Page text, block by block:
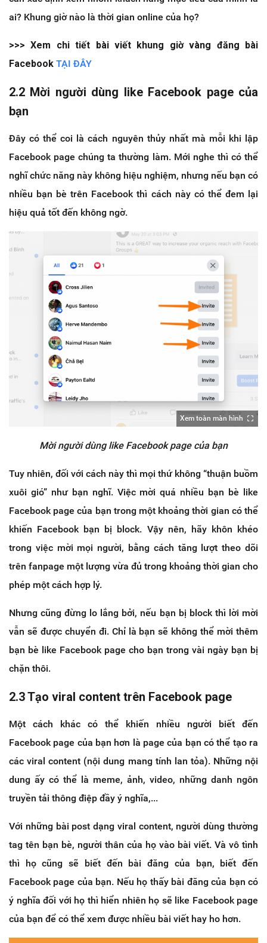
ai? Khung giờ nào là thời gian online của họ?
>>> Xem chi tiết bài viết khung giờ vàng đăng bài
Facebook TẠI ĐÂY
2.2 Mời người dùng like Facebook page của
bạn
Đây có thể coi là cách nguyên thủy nhất mà mỗi khi lập
Facebook page chúng ta thường làm. Mới nghe thì có thể
nghĩ chức năng này không hiệu nghiệm, nhưng nếu bạn có
nhiều bạn bè trên Facebook thì cách này có thể đem lại
hiệu quả tốt đến không ngờ.
Xem toàn màn hình
Mời người dùng like Facebook page của bạn
Tuy nhiên, đối với cách này thì mọi thứ không “thuận buồm
xuôi gió” như bạn nghĩ. Việc mời quá nhiều bạn bè like
Facebook page của bạn trong một khoảng thời gian có thể
khiến Facebook bạn bị block. Vậy nên, hãy khôn khéo
trong việc mời mọi người, bằng cách tăng lượt theo dõi
trên fanpage một lượng vừa đủ trong khoảng thời gian cho
phép một cách hợp lý.
Nhưng cũng đừng lo lắng bởi, nếu bạn bị block thì lời mời
vẫn sẽ được chuyển đi. Chỉ là bạn sẽ không thể mời thêm
bạn bè like Facebook page cho bạn trong vài ngày bạn bị
chặn thôi.
2.3 Tạo viral content trên Facebook page
Một cách khác có thể khiến nhiều người biết đến
Facebook page của bạn hơn là page của bạn có thể tạo ra
các viral content (nội dung mang tính lan tỏa). Những nội
dung ấy có thể là meme, ảnh, video, những danh ngôn
truyền tải thông điệp đầy ý nghĩa,...
Với những bài post dạng viral content, người dùng thường
tag tên bạn bè, người thân của họ vào bài viết. Và vô tình
thì họ cũng sẽ biết đến bài đăng của bạn, biết đến
Facebook page của bạn. Nếu họ thấy bài đăng của bạn có
ý nghĩa đối với họ thì hiển nhiên họ sẽ like Facebook page
của bạn để có thể xem được nhiều bài viết hay ho hơn.